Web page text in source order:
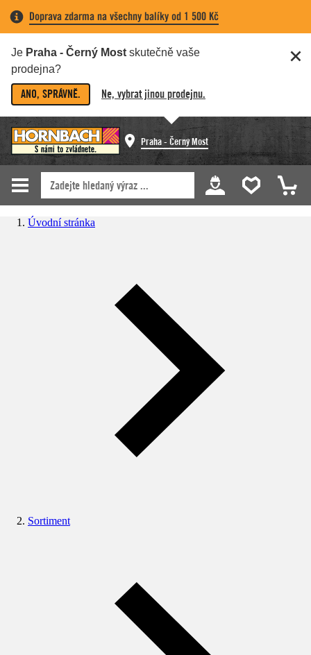
Doprava zdarma na všechny balíky od 1 500 Kč
Je Praha - Černý Most skutečně vaše
prodejna?
ANO, SPRÁVNĚ. Ne, vybrat jinou prodejnu.
Praha - Černý Most
Úvodní stránka
Sortiment